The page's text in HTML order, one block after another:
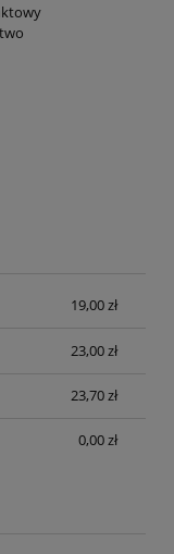
19,00 zł
23,00 zł
23,70 zł
0,00 zł